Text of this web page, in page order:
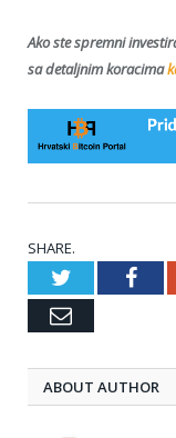
Ako ste spremni
sa detaljnim koracima
SHARE.
Twitter
Email
ABOUT AUTHOR